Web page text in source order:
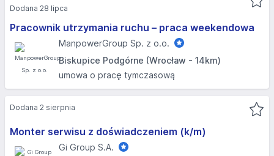
Pracownik utrzymania ruchu – praca weekendowa
ManpowerGroup Sp. z o.o.
Biskupice Podgórne (Wrocław - 14km)
umowa o pracę tymczasową
Dodana 28 lipca
Monter serwisu z doświadczeniem (k/m)
Gi Group S.A.
Dodana 2 sierpnia